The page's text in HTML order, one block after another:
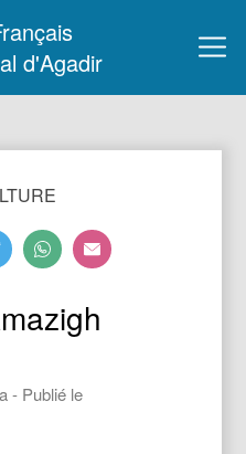
d'Agadir
- Publié le